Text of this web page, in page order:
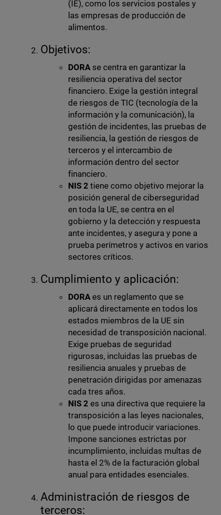
(IE), como los servicios postales y
las empresas de producción de
alimentos.
Objetivos:
DORAse centra en garantizar la
resiliencia operativa del sector
financiero. Exige la gestión integral
de riesgos de TIC (tecnología de la
información y la comunicación), la
gestión de incidentes, las pruebas de
resiliencia, la gestión de riesgos de
terceros y el intercambio de
información dentro del sector
financiero.
NIS 2 tiene como objetivo mejorar la
posición general de ciberseguridad
en toda la UE, se centra en el
gobierno y la detección y respuesta
ante incidentes, y asegura y pone a
prueba perímetros y activos en varios
sectores críticos.
Cumplimiento y aplicación:
DORAes un reglamento que se
aplicará directamente en todos los
estados miembros de la UE sin
necesidad de transposición nacional.
Exige pruebas de seguridad
rigurosas, incluidas las pruebas de
resiliencia anuales y pruebas de
penetración dirigidas por amenazas
cada tres años.
NIS 2 es una directiva que requiere la
transposición a las leyes nacionales,
lo que puede introducir variaciones.
Impone sanciones estrictas por
incumplimiento, incluidas multas de
hasta el 2% de la facturación global
anual para entidades esenciales.
Administración de riesgos de
terceros: